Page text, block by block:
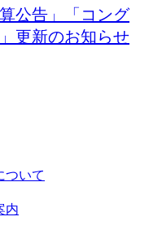
公告」「コング
更新のお知らせ
ついて
内